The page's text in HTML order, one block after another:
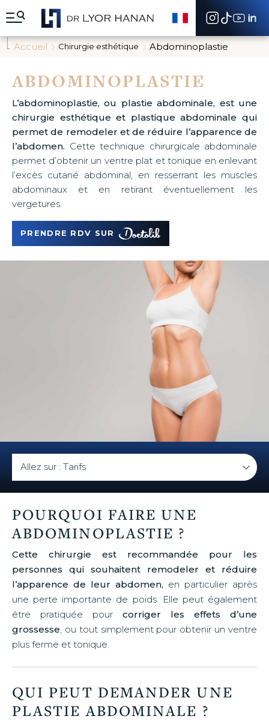
e
Accueil Chirurgie esthétique Abdominoplastie
ABDOMINOPLASTIE
L’abdominoplastie, ou plastie abdominale, est une
chirurgie esthétique et plastique abdominale qui
permet de remodeler et de réduire l’apparence de
l’abdomen. Cette technique chirurgicale abdominale
permet d’obtenir un ventre plat et tonique en enlevant
l’excès cutané abdominal, en resserrant les muscles
abdominaux et en retirant éventuellement les
vergetures.
PRENDRE RDV SUR
POURQUOI FAIRE UNE
ABDOMINOPLASTIE ?
Cette chirurgie est recommandée pour les
personnes qui souhaitent remodeler et réduire
l’apparence de leur abdomen, en particulier après
une perte importante de poids. Elle peut également
être pratiquée pour corriger les effets d’une
grossesse , ou tout simplement pour obtenir un ventre
plus ferme et tonique.
QUI PEUT DEMANDER UNE
PLASTIE ABDOMINALE ?